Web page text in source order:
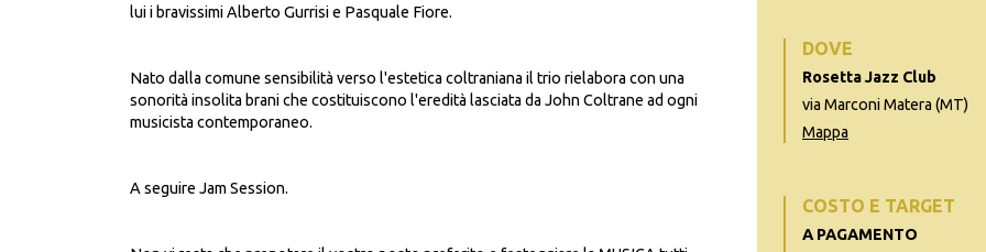
lui i bravissimi Alberto Gurrisi e Pasquale Fiore.
Nato dalla comune sensibilità verso l'estetica coltraniana il trio rielabora con una
sonorità insolita brani che costituiscono l'eredità lasciata da John Coltrane ad ogni
musicista contemporaneo.
A seguire Jam Session.
DOVE
Rosetta Jazz Club
via Marconi Matera (MT)
Mappa
COSTO E TARGET
A PAGAMENTO